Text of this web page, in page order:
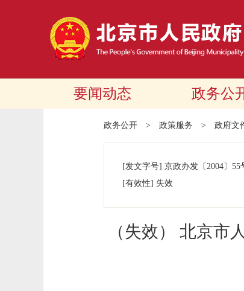
要闻动态 政务公
政务公开 > 政策服务 > 政府文
[发文字号] 京政办发 〔2004〕 55
[有效性] 失效
（失效） 北京市